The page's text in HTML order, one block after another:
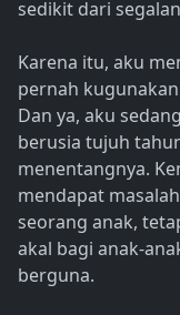
sedikit dari
Karena itu, aku
pernah
Dan ya, aku
berusia tujuh
menentangnya.
mendapat
seorang anak,
akal bagi anak-
berguna.